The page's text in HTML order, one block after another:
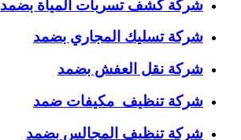
شركة كشف تسربات المياة بضمد
شركة تسليك المجاري بضمد
شركة نقل العفش بضمد
شركة تنظيف مكيفات ضمد
شركة تنظيف المجالس بضمد